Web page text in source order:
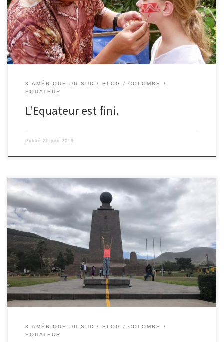
offerte nous avons vu plein, plein et plein d’animaux de toutes
sortes, de toutes les couleurs, de toutes […]
3-AMÉRIQUE DU SUD BLOG
COLOMBE
EQUATEUR
L’Equateur est fini.
Publié 20 juin 2019
18/06/2019 – Colombe. La « mitad del mundo » signifie « la moitié
du monde ». C’est l’équateur : un ligne imaginaire à égale distance
du pôle Nord et du pôle Sud. Nous sommes allés visiter ce tout
petit village touristique avec des cafés, des marchands de
souvenirs et plein de petits musées dont […]
3-AMÉRIQUE DU SUD BLOG
COLOMBE
EQUATEUR